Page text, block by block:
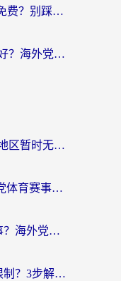
海外党必看：Windows VPN 免费？别踩坑！教你选对好用的国内加速器无缝回国
Malus好用吗？和六毫秒哪个好？海外党选回国加速器的避坑指南
海外听喜马拉雅总提示“所属地区暂时无版权”？这个限制解除方法亲测有效！
在韩国怎么看CCTV5？海外党体育赛事+中文解说观看终极指南
咪咕音乐国外听不好怎么回事？海外党听歌自由的终极解决方案来了
海外听喜马拉雅总提示版权限制？3步解决+2个音乐平台问题全攻略